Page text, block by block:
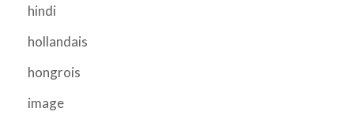
hindi
hollandais
hongrois
image